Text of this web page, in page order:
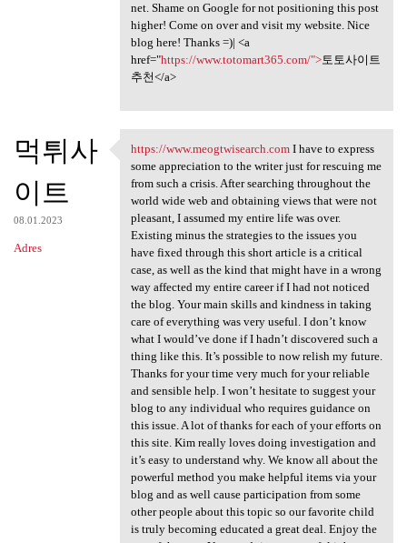
net. Shame on Google for not positioning this post
higher! Come on over and visit my website. Nice
blog here! Thanks =)| <a
href="https://www.totomart365.com/">토토사이트
추천</a>
먹튀사
이트
08.01.2023
Adres
https://www.meogtwisearch.com
https://www.meogtwisearch.comI have to express
some appreciation to the writer just for rescuing me
from such a crisis. After searching throughout the
world wide web and obtaining views that were not
pleasant, I assumed my entire life was over.
Existing minus the strategies to the issues you
have fixed through this short article is a critical
case, as well as the kind that might have in a wrong
way affected my entire career if I had not noticed
the blog. Your main skills and kindness in taking
care of everything was very useful. I don’t know
what I would’ve done if I hadn’t discovered such a
thing like this. It’s possible to now relish my future.
Thanks for your time very much for your reliable
and sensible help. I won’t hesitate to suggest your
blog to any individual who requires guidance on
this issue. A lot of thanks for each of your efforts on
this site. Kim really loves doing investigation and
it’s easy to understand why. We know all about the
powerful method you make helpful items via your
blog and as well cause participation from some
other people about this topic so our favorite child
is truly becoming educated a great deal. Enjoy the